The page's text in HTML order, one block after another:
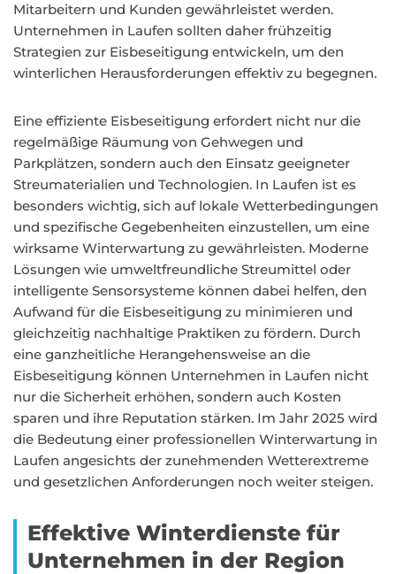
Mitarbeitern und Kunden gewährleistet werden.
Unternehmen in Laufen sollten daher frühzeitig
Strategien zur Eisbeseitigung entwickeln, um den
winterlichen Herausforderungen effektiv zu begegnen.
Eine effiziente Eisbeseitigung erfordert nicht nur die
regelmäßige Räumung von Gehwegen und
Parkplätzen, sondern auch den Einsatz geeigneter
Streumaterialien und Technologien. In Laufen ist es
besonders wichtig, sich auf lokale Wetterbedingungen
und spezifische Gegebenheiten einzustellen, um eine
wirksame Winterwartung zu gewährleisten. Moderne
Lösungen wie umweltfreundliche Streumittel oder
intelligente Sensorsysteme können dabei helfen, den
Aufwand für die Eisbeseitigung zu minimieren und
gleichzeitig nachhaltige Praktiken zu fördern. Durch
eine ganzheitliche Herangehensweise an die
Eisbeseitigung können Unternehmen in Laufen nicht
nur die Sicherheit erhöhen, sondern auch Kosten
sparen und ihre Reputation stärken. Im Jahr 2025 wird
die Bedeutung einer professionellen Winterwartung in
Laufen angesichts der zunehmenden Wetterextreme
und gesetzlichen Anforderungen noch weiter steigen.
Effektive Winterdienste für
Unternehmen in der Region